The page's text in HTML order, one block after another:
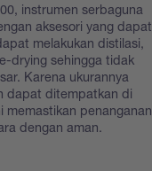
instrumen serbaguna
aksesori yang dapat
melakukan distilasi,
drying sehingga tidak
Karena ukurannya
dapat ditempatkan di
memastikan penanganan
dengan aman.